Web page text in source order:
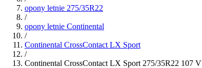
opony letnie 275/35R22
/
opony letnie Continental
/
Continental CrossContact LX Sport
/
Continental CrossContact LX Sport 275/35R22 107 V